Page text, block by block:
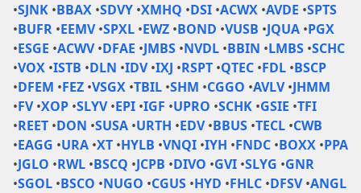
•SJNK •BBAX •SDVY •XMHQ •DSI •ACWX •AVDE •SPTS
•BUFR •EEMV •SPXL •EWZ •BOND •VUSB •JQUA •PGX
•ESGE •ACWV •DFAE •JMBS •NVDL •BBIN •LMBS •SCHC
•VOX •ISTB •DLN •IDV •IXJ •RSPT •QTEC •FDL •BSCP
•DFEM •FEZ •VSGX •TBIL •SHM •CGGO •AVLV •JHMM
•FV •XOP •SLYV •EPI •IGF •UPRO •SCHK •GSIE •TFI
•REET •DON •SUSA •URTH •EDV •BBUS •TECL •CWB
•EAGG •URA •XT •HYLB •VNQI •IYH •FNDC •BOXX •PPA
•JGLO •RWL •BSCQ •JCPB •DIVO •GVI •SLYG •GNR
•SGOL •BSCO •NUGO •CGUS •HYD •FHLC •DFSV •ANGL